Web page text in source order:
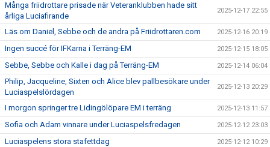
Många friidrottare prisade när Veteranklubben hade sitt
årliga Luciafirande
2025-12-17 22:55
Läs om Daniel, Sebbe och de andra på Friidrottaren.com 2025-12-16 20:19
Ingen succé för IFKarna i Terräng-EM 2025-12-15 18:05
Sebbe, Sebbe och Kalle i dag på Terräng-EM 2025-12-14 06:04
Philip, Jacqueline, Sixten och Alice blev pallbesökare under
Luciaspelslördagen
2025-12-13 20:29
I morgon springer tre Lidingölöpare EM i terräng 2025-12-13 11:57
Sofia och Adam vinnare under Luciaspelsfredagen 2025-12-12 23:03
Luciaspelens stora stafettdag 2025-12-12 10:29